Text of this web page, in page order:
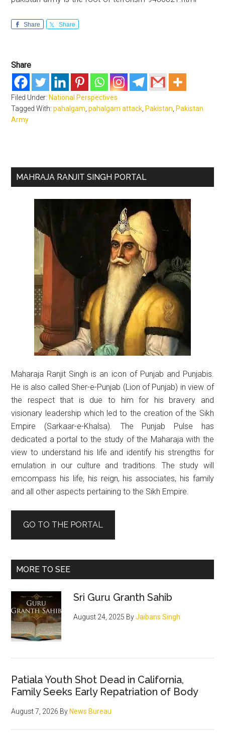
Share Share
Share
Filed Under: National Perspectives
Tagged With:pahalgam ,pahalgam attack Pakistan Pakistan
Army
Primary
MAHRAJA RANJIT SINGH PORTAL
Maharaja Ranjit Singh is an icon of Punjab and Punjabis.
He is also called Sher-e-Punjab (Lion of Punjab) in view of
the respect that is due to him for his bravery and
visionary leadership which led to the creation of the Sikh
Empire (Sarkaar-e-Khalsa). The Punjab Pulse has
dedicated a portal to the study of the Maharaja with the
view to understand his life and identify his strengths for
emulation in our culture and traditions. The study will
emcompass his life, his reign, his associates, his family
and all other aspects pertaining to the Sikh Empire.
GO TO THE PORTAL
MORE TO SEE
Sri Guru Granth Sahib
August 24, 2025 ByJaibans Singh
Patiala Youth Shot Dead in California,
Family Seeks Early Repatriation of Body
August 7, 2026 By News Bureau